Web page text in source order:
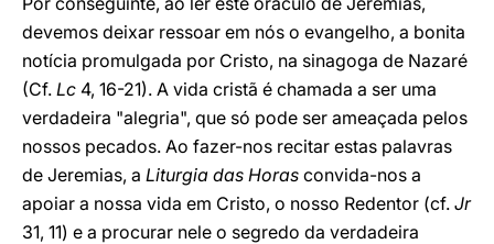
devemos deixar ressoar em nós o evangelho, a bonita
notícia promulgada por Cristo, na sinagoga de Nazaré
(Cf. Lc 4, 16-21). A vida cristã é chamada a ser uma
verdadeira "alegria", que só pode ser ameaçada pelos
nossos pecados. Ao fazer-nos recitar estas palavras
de Jeremias, a Liturgia das Horas convida-nos a
apoiar a nossa vida em Cristo, o nosso Redentor (cf. Jr
31, 11) e a procurar nele o segredo da verdadeira